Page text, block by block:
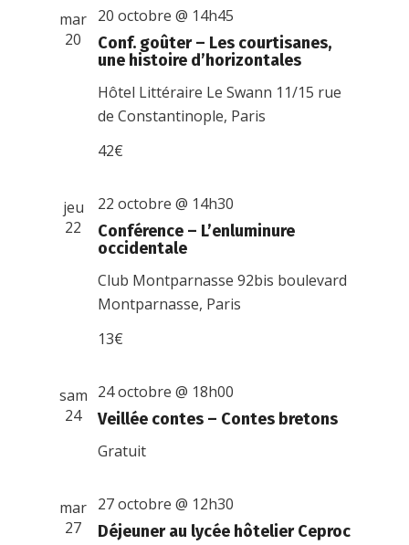
mar
20
Conf. goûter – Les courtisanes,
une histoire d’horizontales
20 octobre @ 14h45
Hôtel Littéraire Le Swann 11/15 rue
de Constantinople, Paris
42€
jeu
22
Conférence – L’enluminure
occidentale
22 octobre @ 14h30
Club Montparnasse92bis boulevard
Montparnasse, Paris
13€
sam
24
Veillée contes – Contes bretons
24 octobre @ 18h00
Gratuit
mar
27
Déjeuner au lycée hôtelier Ceproc
27 octobre @ 12h30